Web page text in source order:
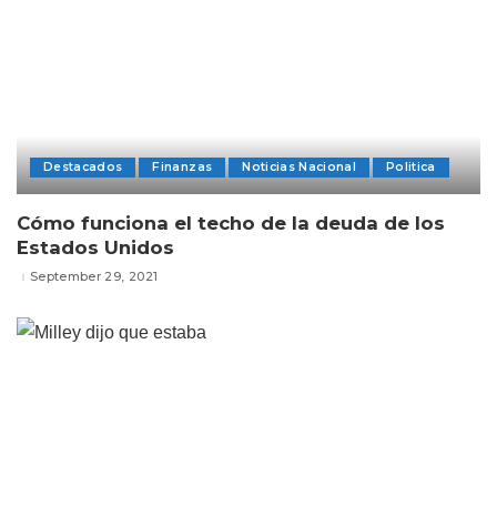
Destacados Finanzas Noticias Nacional Politica
Cómo funciona el techo de la deuda de los
Estados Unidos
September 29, 2021